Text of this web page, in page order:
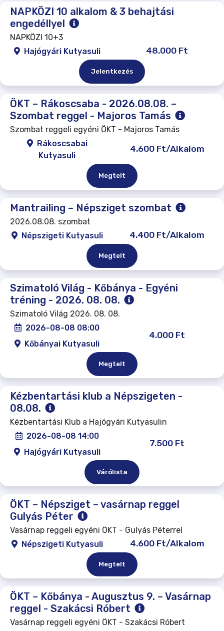
NAPKÖZI 10 alkalom & 3 behajtási
engedéllyel
NAPKÖZI 10+3
Hajógyári Kutyasuli
48.000 Ft
Jelentkezés
ÖKT – Rákoscsaba - 2026.08.08. –
Szombat reggel - Majoros Tamás
Szombat reggeli egyéni ÖKT - Majoros Tamás
Rákoscsabai
Kutyasuli
4.600 Ft/Alkalom
Megtelt
Mantrailing – Népsziget szombat
2026.08.08. szombat
Népszigeti Kutyasuli
4.400 Ft/Alkalom
Megtelt
Szimatoló Világ - Kőbánya - Egyéni
tréning - 2026. 08. 08.
Szimatoló Világ 2026. 08. 08.
2026-08-08 08:00
Kőbányai Kutyasuli
4.000 Ft
Megtelt
Kézbentartási klub a Népszigeten -
08.08.
Kézbentartási Klub a Hajógyári Kutyasulin
2026-08-08 14:00
Hajógyári Kutyasuli
7.500 Ft
Várólista
ÖKT – Népsziget – vasárnap reggel
Gulyás Péter
Vasárnap reggeli egyéni ÖKT - Gulyás Péterrel
Népszigeti Kutyasuli
4.600 Ft/Alkalom
Megtelt
ÖKT – Kőbánya - Augusztus 9. – Vasárnap
reggel - Szakácsi Róbert
Vasárnap reggeli egyéni ÖKT - Szakácsi Róbert